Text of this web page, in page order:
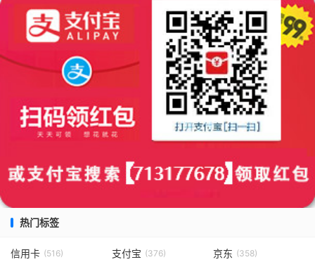
热门标签
信用卡 (516) 支付宝 (376) 京东 (358)